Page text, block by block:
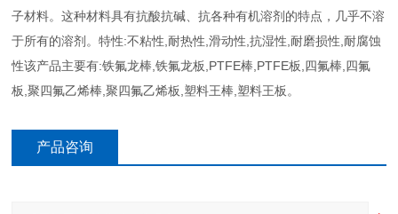
子材料。这种材料具有抗酸抗碱、抗各种有机溶剂的特点，几乎不溶
于所有的溶剂。特性:不粘性,耐热性,滑动性,抗湿性,耐磨损性,耐腐蚀
性该产品主要有:铁氟龙棒,铁氟龙板,PTFE棒,PTFE板,四氟棒,四氟
板,聚四氟乙烯棒,聚四氟乙烯板,塑料王棒,塑料王板。
产品咨询